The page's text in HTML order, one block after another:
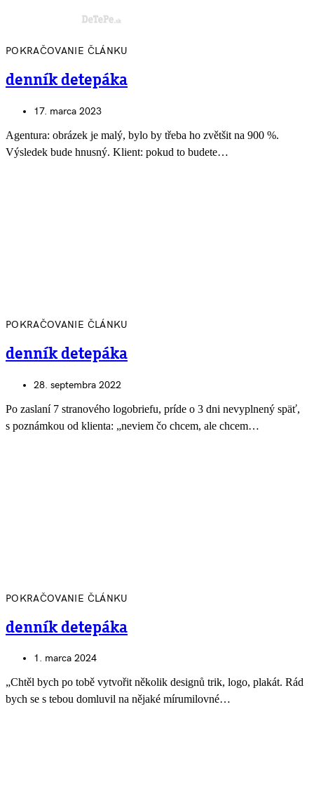
POKRAČOVANIE ČLÁNKU
denník detepáka
17. marca 2023
Agentura: obrázek je malý, bylo by třeba ho zvětšit na 900 %.
Výsledek bude hnusný. Klient: pokud to budete…
POKRAČOVANIE ČLÁNKU
denník detepáka
28. septembra 2022
Po zaslaní 7 stranového logobriefu, príde o 3 dni nevyplnený späť,
s poznámkou od klienta: „neviem čo chcem, ale chcem…
POKRAČOVANIE ČLÁNKU
denník detepáka
1. marca 2024
„Chtěl bych po tobě vytvořit několik designů trik, logo, plakát. Rád
bych se s tebou domluvil na nějaké mírumilovné…